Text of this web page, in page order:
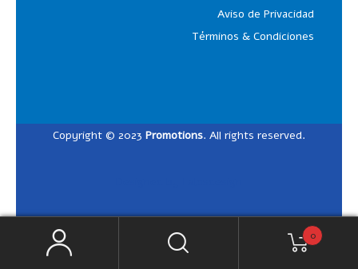
Aviso de Privacidad
Términos & Condiciones
Copyright © 2023 Promotions. All rights reserved.
0